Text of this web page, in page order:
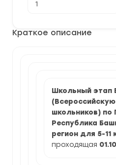
Краткое описание
Школьный этап
школьников) по
Республика
регион для 5-11
проходящая
товара
этап
по
Башкортостан